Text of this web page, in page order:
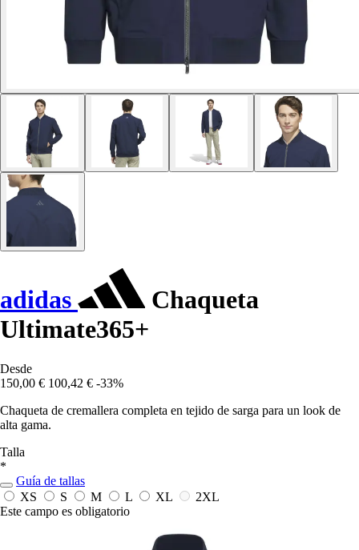
adidas
Chaqueta
Ultimate365+
Desde
150,00 € 100,42 € -33%
Chaqueta de cremallera completa en tejido de sarga para un look de
alta gama.
Talla
*
Guía de tallas
XS
S M L XL
2XL
Este campo es obligatorio